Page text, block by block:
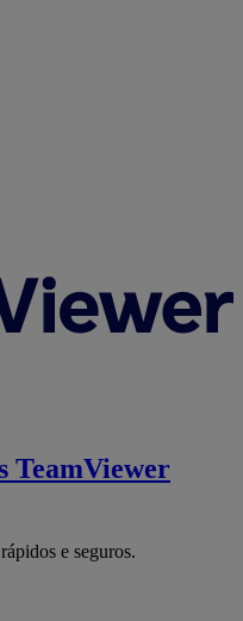
TeamViewer
e seguros.